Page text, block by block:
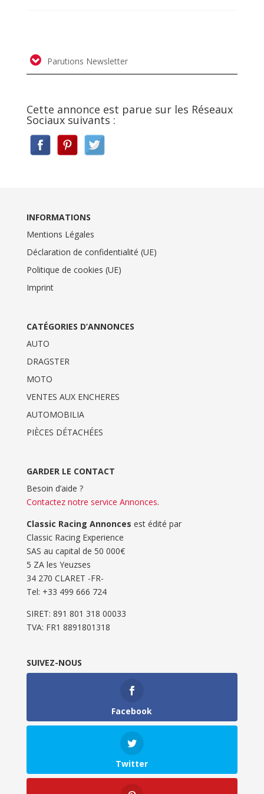
Parutions Newsletter
Cette annonce est parue sur les Réseaux
Sociaux suivants :
INFORMATIONS
Mentions Légales
Déclaration de confidentialité (UE)
Politique de cookies (UE)
Imprint
CATÉGORIES D’ANNONCES
AUTO
DRAGSTER
MOTO
VENTES AUX ENCHERES
AUTOMOBILIA
PIÈCES DÉTACHÉES
GARDER LE CONTACT
Besoin d’aide ?
Contactez notre service Annonces.
Classic Racing Annonces est édité par
Classic Racing Experience
SAS au capital de 50 000€
5 ZA les Yeuzses
34 270 CLARET -FR-
Tel: ‭+33 499 666 724‬
SIRET: 891 801 318 00033
TVA: FR1 8891801318
SUIVEZ-NOUS
Facebook
Twitter